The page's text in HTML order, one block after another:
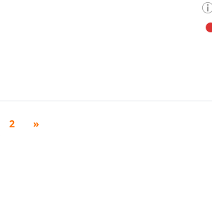
2 »